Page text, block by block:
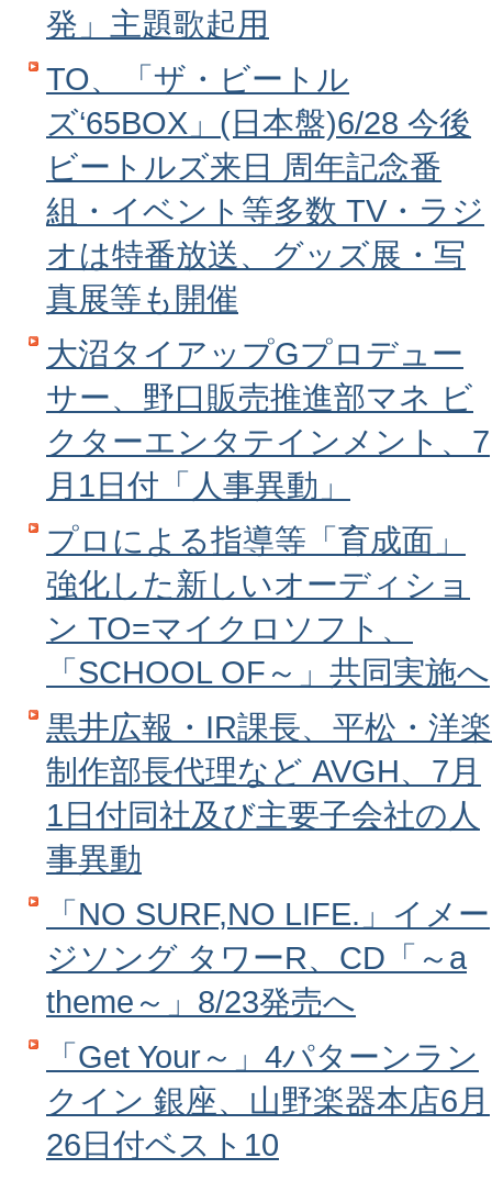
発」主題歌起用
TO、「ザ・ビートル
ズ‘65BOX」(日本盤)6/28 今後
ビートルズ来日 周年記念番
組・イベント等多数 TV・ラジ
オは特番放送、グッズ展・写
真展等も開催
大沼タイアップGプロデュー
サー、野口販売推進部マネ ビ
クターエンタテインメント、7
月1日付「人事異動」
プロによる指導等「育成面」
強化した新しいオーディショ
ン TO=マイクロソフト、
「SCHOOL OF～」共同実施へ
黒井広報・IR課長、平松・洋楽
制作部長代理など AVGH、7月
1日付同社及び主要子会社の人
事異動
「NO SURF,NO LIFE.」イメー
ジソング タワーR、CD「～a
theme～」8/23発売へ
「Get Your～」4パターンラン
クイン 銀座、山野楽器本店6月
26日付ベスト10